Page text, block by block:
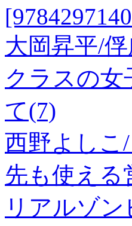
大岡昇平/
クラスの
て(7)
西野よしこ
先も使える
リアルゾ